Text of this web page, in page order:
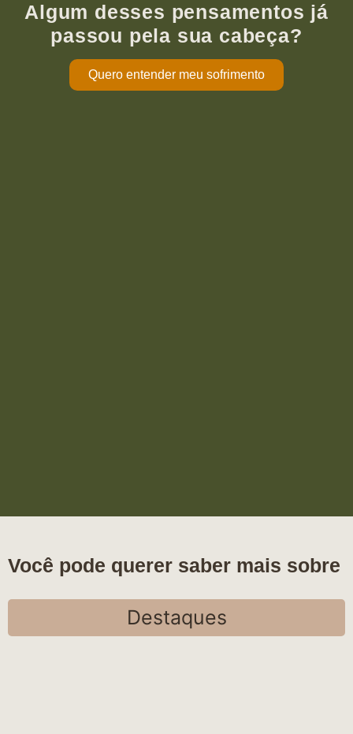
Algum desses pensamentos já
passou pela sua cabeça?
Quero entender meu sofrimento
Você pode querer saber mais sobre
Destaques